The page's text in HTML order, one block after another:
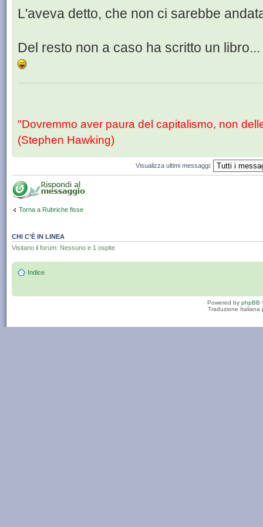
L'aveva detto, che non ci sarebbe
Del resto non a caso ha scritto un
"Dovremmo aver paura del capitalismo, non
(Stephen Hawking)
Visualizza ultimi messaggi:
Torna a Rubriche fisse
CHI C’È IN LINEA
Visitano il forum: Nessuno e 1 ospite
Indice
Powered by phpBB
Traduzione Italiana